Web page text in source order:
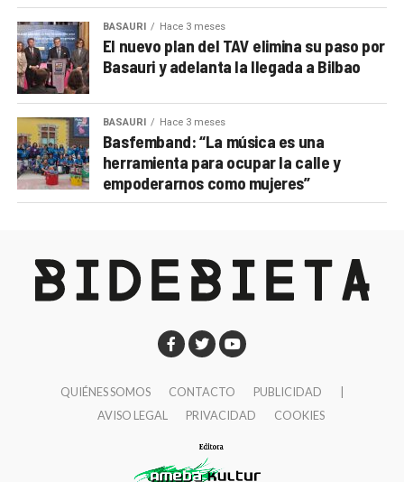
BASAURI Hace 3 meses
El nuevo plan del TAV elimina su paso por
Basauri y adelanta la llegada a Bilbao
BASAURI Hace 3 meses
Basfemband: “La música es una
herramienta para ocupar la calle y
empoderarnos como mujeres”
QUIÉNES SOMOS CONTACTO PUBLICIDAD
AVISO LEGAL
PRIVACIDAD COOKIES